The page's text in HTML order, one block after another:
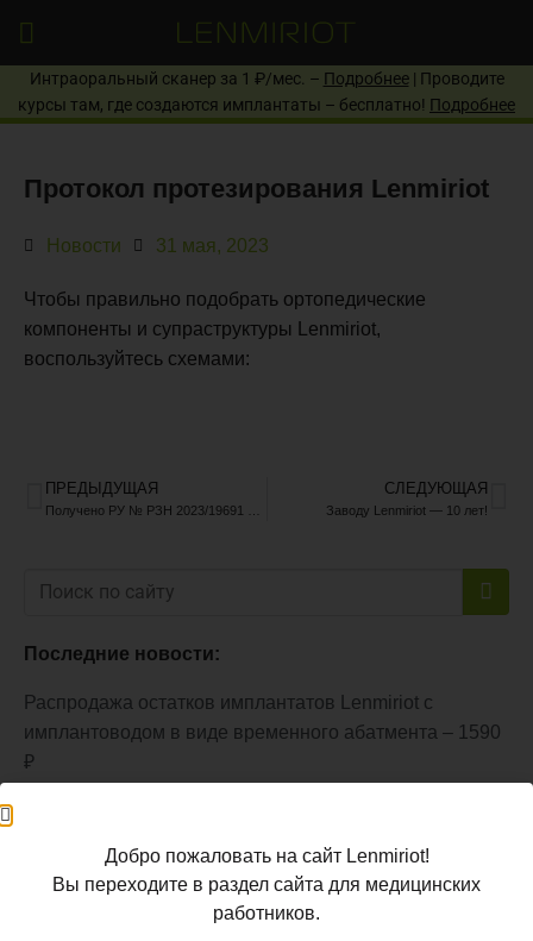
Интраоральный сканер за 1 ₽/мес. – Подробнее| Проводите
курсы там, где создаются имплантаты – бесплатно! Подробнее
Протокол протезирования Lenmiriot
Новости 31 мая, 2023
Чтобы правильно подобрать ортопедические
компоненты и супраструктуры Lenmiriot,
воспользуйтесь схемами:
ПРЕДЫДУЩАЯ СЛЕДУЮЩАЯ
Заводу Lenmiriot — 10 лет!
Последние новости:
Распродажа остатков имплантатов Lenmiriot с
имплантоводом в виде временного абатмента – 1590
₽
Почему остеоинтеграция имплантата зависит не
только от объёма кости
Добро пожаловать на сайт Lenmiriot!
Вы переходите в раздел сайта для медицинских
работников.